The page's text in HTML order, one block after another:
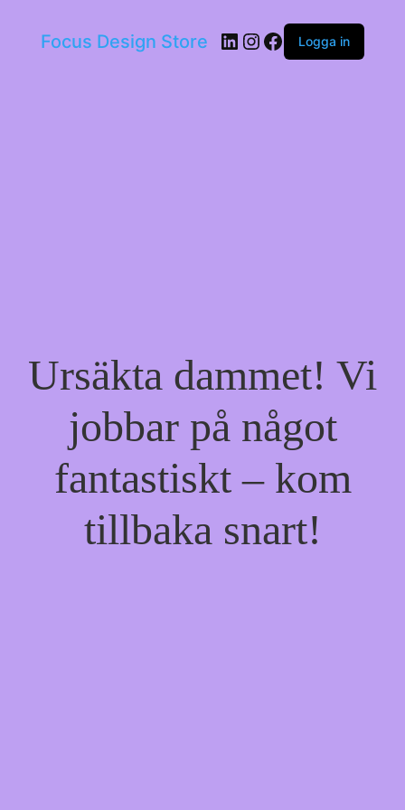
Focus Design Store LinkedIn
Instagram
Facebook
Logga in
Ursäkta dammet! Vi
jobbar på något
fantastiskt – kom
tillbaka snart!